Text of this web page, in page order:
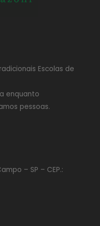
Escolas de
enquanto
pessoas.
– SP – CEP.: